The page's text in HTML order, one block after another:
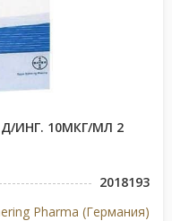
Д/ИНГ. 10МКГ/МЛ 2
2018193
Pharma (Германия)